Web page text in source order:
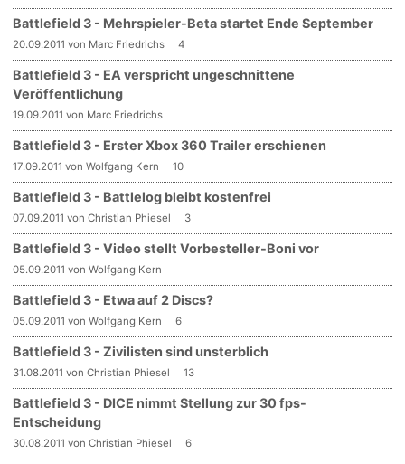
Battlefield 3 - Mehrspieler-Beta startet Ende September
20.09.2011 von Marc Friedrichs 4
Battlefield 3 - EA verspricht ungeschnittene
Veröffentlichung
19.09.2011 von Marc Friedrichs
Battlefield 3 - Erster Xbox 360 Trailer erschienen
17.09.2011 von Wolfgang Kern 10
Battlefield 3 - Battlelog bleibt kostenfrei
07.09.2011 von Christian Phiesel 3
Battlefield 3 - Video stellt Vorbesteller-Boni vor
05.09.2011 von Wolfgang Kern
Battlefield 3 - Etwa auf 2 Discs?
05.09.2011 von Wolfgang Kern 6
Battlefield 3 - Zivilisten sind unsterblich
31.08.2011 von Christian Phiesel 13
Battlefield 3 - DICE nimmt Stellung zur 30 fps-
Entscheidung
30.08.2011 von Christian Phiesel 6